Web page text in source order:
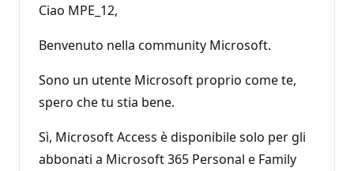
Ciao MPE_12,
Benvenuto nella community Microsoft.
Sono un utente Microsoft proprio come te,
spero che tu stia bene.
Sì, Microsoft Access è disponibile solo per gli
abbonati a Microsoft 365 Personal e Family